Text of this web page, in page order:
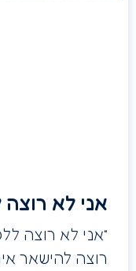
אני לא רוצה
“אני לא רוצה
רוצה להישאר